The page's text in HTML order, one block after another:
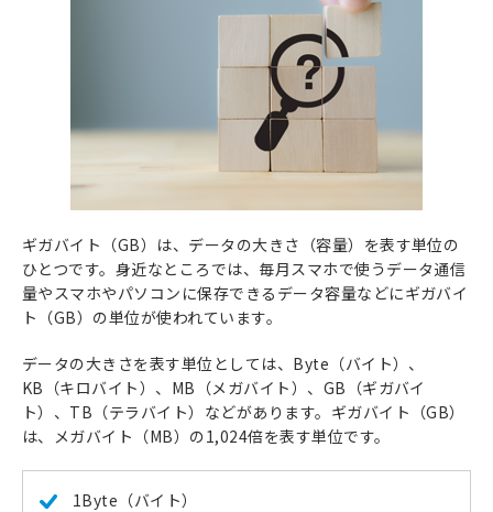
ギガバイト（GB）は、データの大きさ（容量）を表す単位の
ひとつです。身近なところでは、毎月スマホで使うデータ通信
量やスマホやパソコンに保存できるデータ容量などにギガバイ
ト（GB）の単位が使われています。
データの大きさを表す単位としては、Byte（バイト）、
KB（キロバイト）、MB（メガバイト）、GB（ギガバイ
ト）、TB（テラバイト）などがあります。ギガバイト（GB）
は、メガバイト（MB）の1,024倍を表す単位です。
1Byte（バイト）